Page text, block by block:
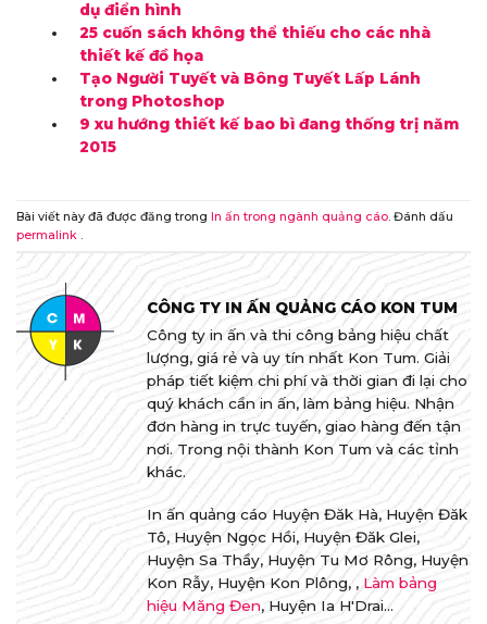
dụ điển hình
25 cuốn sách không thể thiếu cho các nhà
thiết kế đồ họa
Tạo Người Tuyết và Bông Tuyết Lấp Lánh
trong Photoshop
9 xu hướng thiết kế bao bì đang thống trị năm
2015
Bài viết này đã được đăng trong In ấn trong ngành quảng cáo . Đánh dấu
permalink
CÔNG TY IN ẤN QUẢNG CÁO KON TUM
Công ty in ấn và thi công bảng hiệu chất
lượng, giá rẻ và uy tín nhất Kon Tum. Giải
pháp tiết kiệm chi phí và thời gian đi lại cho
quý khách cần in ấn, làm bảng hiệu. Nhận
đơn hàng in trực tuyến, giao hàng đến tận
nơi. Trong nội thành Kon Tum và các tỉnh
khác.
In ấn quảng cáo Huyện Đăk Hà, Huyện Đăk
Tô, Huyện Ngọc Hồi, Huyện Đăk Glei,
Huyện Sa Thầy, Huyện Tu Mơ Rông, Huyện
Kon Rẫy, Huyện Kon Plông, , Làm bảng
hiệu Măng Đen, Huyện Ia H'Drai...